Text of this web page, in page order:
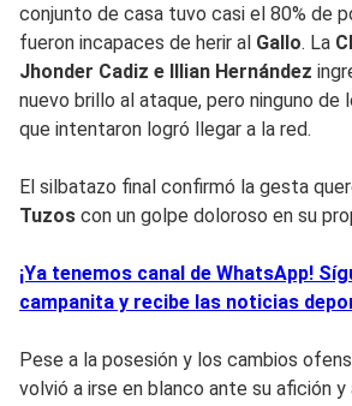
conjunto de casa tuvo casi el 80% de
fueron incapaces de herir al Gallo. La
Jhonder Cadiz e Illian Hernández
nuevo brillo al ataque, pero ninguno de
que intentaron logró llegar a la red.
El silbatazo final confirmó la gesta
Tuzos con un golpe doloroso en su
¡Ya tenemos canal de WhatsApp!
campanita y recibe las noticias
Pese a la posesión y los cambios
volvió a irse en blanco ante su afición y